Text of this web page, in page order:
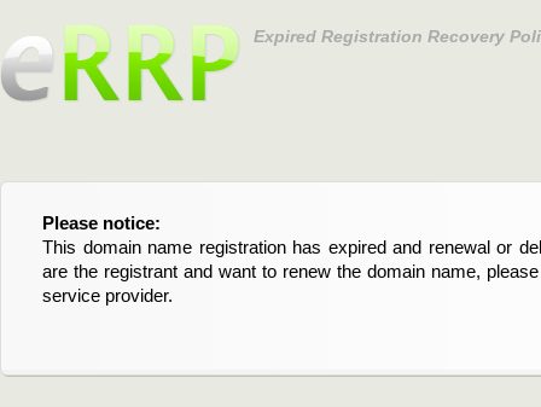
Expired Registration Recovery
Please notice:
This domain name registration has expired and renewal or
are the registrant and want to renew the domain name,
service provider.
Bitte beachten Sie:
Diese Domainregistrierung ist abgelaufen und die
Domain stehen an. Wenn Sie der Registrant sind und
verlängern möchten, kontaktieren Sie bitte Ihren Service-